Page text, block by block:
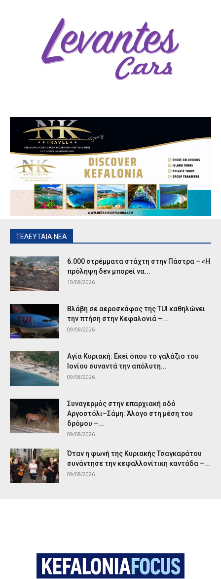
ΤΕΛΕΥΤΑΙΑ ΝΕΑ
6.000 στρέμματα στάχτη στην Πάστρα – «Η
πρόληψη δεν μπορεί να...
10/08/2026
Βλάβη σε αεροσκάφος της TUI καθηλώνει
την πτήση στην Κεφαλονιά –...
09/08/2026
Αγία Κυριακή: Εκεί όπου το γαλάζιο του
Ιονίου συναντά την απόλυτη...
09/08/2026
Συναγερμός στην επαρχιακή οδό
Αργοστόλι–Σάμη: Άλογο στη μέση του
δρόμου –...
09/08/2026
Όταν η φωνή της Κυριακής Τσαγκαράτου
συνάντησε την κεφαλλονίτικη καντάδα –...
09/08/2026